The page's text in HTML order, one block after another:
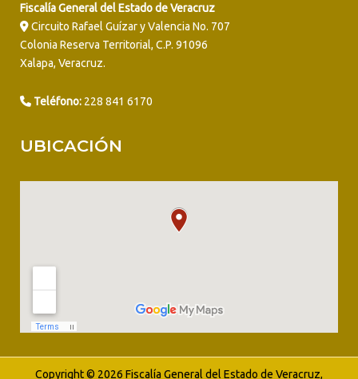
Fiscalía General del Estado de Veracruz
Circuito Rafael Guízar y Valencia No. 707
Colonia Reserva Territorial, C.P. 91096
Xalapa, Veracruz.
Teléfono: 228 841 6170
UBICACIÓN
Copyright © 2026 Fiscalía General del Estado de Veracruz,